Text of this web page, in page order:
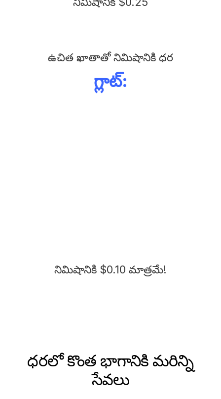
ఉచిత ఖాతాతో నిమిషానికి ధర
గ్లాట్:
నిమిషానికి $0.10 మాత్రమే!
ధరలో కొంత భాగానికి మరిన్ని
సేవలు